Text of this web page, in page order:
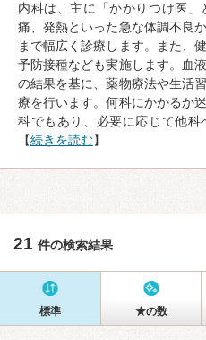
内科は、主に「かかりつけ医
痛、発熱といった急な体調不良
まで幅広く診療します。また、
予防接種なども実施します。血
の結果を基に、薬物療法や生活
療を行います。何科にかかるか
科でもあり、必要に応じて他
【続きを読む】
21 件の検索結果
標準 ★の数